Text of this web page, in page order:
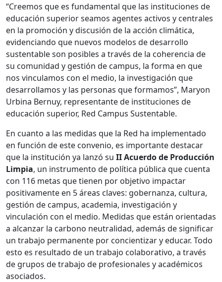
“Creemos que es fundamental que las instituciones de
educación superior seamos agentes activos y centrales
en la promoción y discusión de la acción climática,
evidenciando que nuevos modelos de desarrollo
sustentable son posibles a través de la coherencia de
su comunidad y gestión de campus, la forma en que
nos vinculamos con el medio, la investigación que
desarrollamos y las personas que formamos”, Maryon
Urbina Bernuy, representante de instituciones de
educación superior, Red Campus Sustentable.
En cuanto a las medidas que la Red ha implementado
en función de este convenio, es importante destacar
que la institución ya lanzó su II Acuerdo de Producción
Limpia, un instrumento de política pública que cuenta
con 116 metas que tienen por objetivo impactar
positivamente en 5 áreas claves: gobernanza, cultura,
gestión de campus, academia, investigación y
vinculación con el medio. Medidas que están orientadas
a alcanzar la carbono neutralidad, además de significar
un trabajo permanente por concientizar y educar. Todo
esto es resultado de un trabajo colaborativo, a través
de grupos de trabajo de profesionales y académicos
asociados.